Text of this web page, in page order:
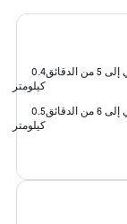
0.4
كيلومتر
0.5
كيلومتر